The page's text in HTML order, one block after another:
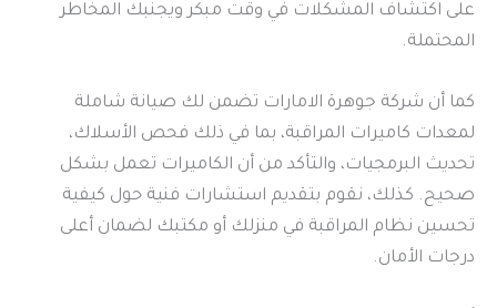
على اكتشاف المشكلات في وقت مبكر ويجنبك المخاطر
المحتملة.
كما أن شركة جوهرة الامارات تضمن لك صيانة شاملة
لمعدات كاميرات المراقبة، بما في ذلك فحص الأسلاك،
تحديث البرمجيات، والتأكد من أن الكاميرات تعمل بشكل
صحيح. كذلك، نقوم بتقديم استشارات فنية حول كيفية
تحسين نظام المراقبة في منزلك أو مكتبك لضمان أعلى
درجات الأمان.